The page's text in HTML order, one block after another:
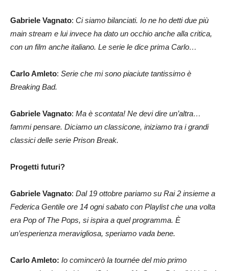
Gabriele Vagnato: Ci siamo bilanciati. Io ne ho detti due più
main stream e lui invece ha dato un occhio anche alla critica,
con un film anche italiano. Le serie le dice prima Carlo…
Carlo Amleto: Serie che mi sono piaciute tantissimo è
Breaking Bad.
Gabriele Vagnato: Ma è scontata! Ne devi dire un’altra…
fammi pensare. Diciamo un classicone, iniziamo tra i grandi
classici delle serie Prison Break.
Progetti futuri?
Gabriele Vagnato: Dal 19 ottobre pariamo su Rai 2 insieme a
Federica Gentile ore 14 ogni sabato con Playlist che una volta
era Pop of The Pops, si ispira a quel programma. È
un’esperienza meravigliosa, speriamo vada bene.
Carlo Amleto: Io comincerò la tournée del mio primo